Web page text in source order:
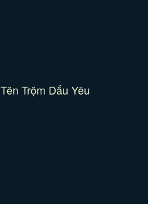
Tên Trộm Dấu Yêu